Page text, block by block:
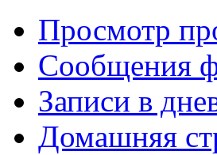
Просмотр
Сообщения
Записи в
Домашняя